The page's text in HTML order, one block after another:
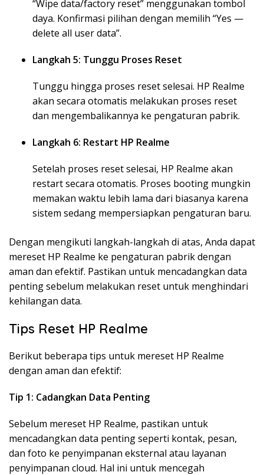
“Wipe data/factory reset” menggunakan tombol
daya. Konfirmasi pilihan dengan memilih “Yes —
delete all user data”.
Langkah 5: Tunggu Proses Reset
Tunggu hingga proses reset selesai. HP Realme
akan secara otomatis melakukan proses reset
dan mengembalikannya ke pengaturan pabrik.
Langkah 6: Restart HP Realme
Setelah proses reset selesai, HP Realme akan
restart secara otomatis. Proses booting mungkin
memakan waktu lebih lama dari biasanya karena
sistem sedang mempersiapkan pengaturan baru.
Dengan mengikuti langkah-langkah di atas, Anda dapat
mereset HP Realme ke pengaturan pabrik dengan
aman dan efektif. Pastikan untuk mencadangkan data
penting sebelum melakukan reset untuk menghindari
kehilangan data.
Tips Reset HP Realme
Berikut beberapa tips untuk mereset HP Realme
dengan aman dan efektif:
Tip 1: Cadangkan Data Penting
Sebelum mereset HP Realme, pastikan untuk
mencadangkan data penting seperti kontak, pesan,
dan foto ke penyimpanan eksternal atau layanan
penyimpanan cloud. Hal ini untuk mencegah